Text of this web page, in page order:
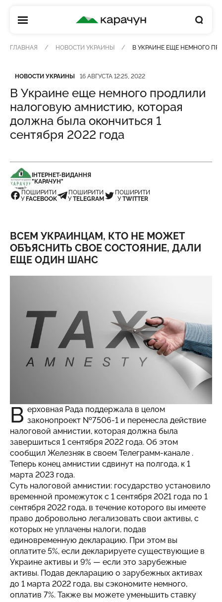
КАРАЧУН
ГЛАВНАЯ НОВОСТИ УКРАИНЫ В УКРАИНЕ ЕЩЕ НЕМНОГО
Категория
НОВОСТИ УКРАИНЫ
Дата публикации 16 АВГУСТА 12:25, 2022
В Украине еще немного продлили
налоговую амнистию, которая
должна была окончиться 1
сентября 2022 года
ІНТЕРНЕТ-ВИДАННЯ
"КАРАЧУН"
ПОШИРИТИ
У FACEBOOK
ПОШИРИТИ
УTELEGRAM
ПОШИРИТИ
УTWITTER
ВСЕМ УКРАИНЦАМ, КТО НЕ МОЖЕТ
ОБЪЯСНИТЬ СВОЕ СОСТОЯНИЕ, ДАЛИ
ЕЩЕ ОДИН ШАНС
В ерховная Рада поддержала в целом
законопроект №7506-1 и перенесла действие
налоговой амнистии, которая должна была
завершиться 1 сентября 2022 года. Об этом
сообщил Железняк в своем Телеграмм-канале .
Теперь конец амнистии сдвинут на полгода, к 1
марта 2023 года.
Суть налоговой амнистии: государство установило
временной промежуток с 1 сентября 2021 года по 1
сентября 2022 года, в течение которого вы имеете
право добровольно легализовать свои активы, с
которых не уплачены налоги, подав
единовременную декларацию. При этом вы
оплатите 5%, если декларируете существующие в
Украине активы и 9% — если это зарубежные
активы. Подав декларацию о зарубежных активах
до 1 марта 2022 года, вы сэкономите немного,
оплатив 7%. Также вы можете уменьшить ставку